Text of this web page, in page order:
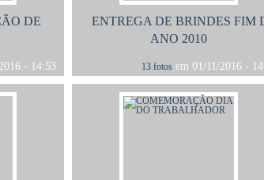
DE
- 14:53
ENTREGA DE BRINDES FIM
ANO 2010
13 fotos em 01/11/2016 -